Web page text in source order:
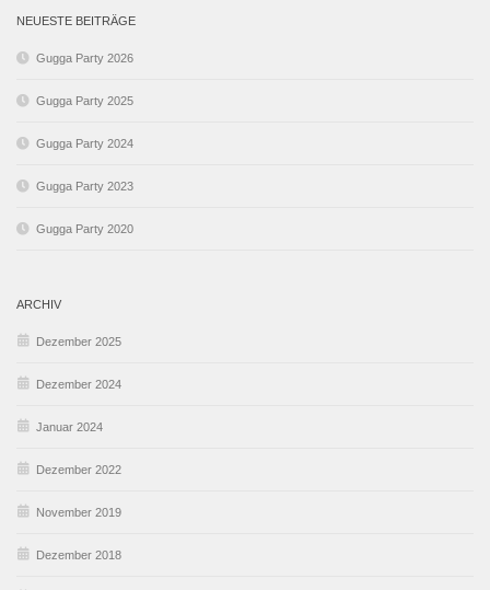
NEUESTE BEITRÄGE
Gugga Party 2026
Gugga Party 2025
Gugga Party 2024
Gugga Party 2023
Gugga Party 2020
ARCHIV
Dezember 2025
Dezember 2024
Januar 2024
Dezember 2022
November 2019
Dezember 2018